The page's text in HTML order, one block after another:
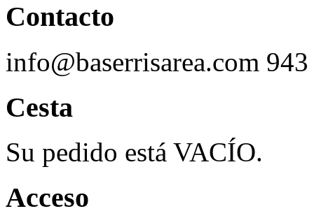
Contacto
info@baserrisarea.com
Cesta
Su pedido está VACÍO.
Acceso